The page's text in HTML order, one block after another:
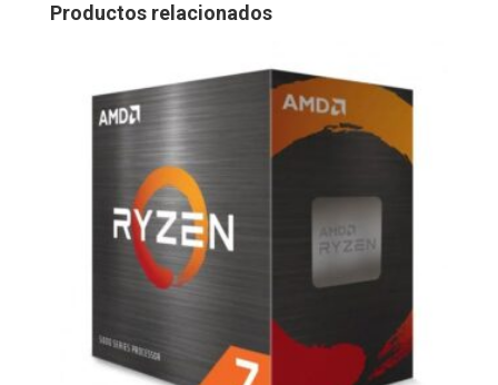
Productos relacionados